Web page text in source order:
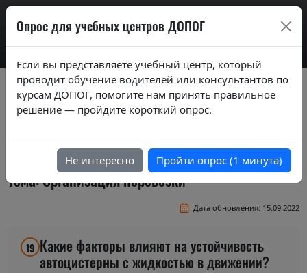
AdrExam
Вопросы экзаменационных билетов по
курсам ДОПОГ ver. 2019
Экзаменационные вопросы по темам курса
"Перевозка в цистернах"
Тема: Организация перевозки
Дата обновления: 15.09.2022
19 Какие факторы влияют на устойчивость
автоцистерны с жидкостью в движении?
Опрос для учебных центров ДОПОГ
Если вы представляете учебный центр, который
проводит обучение водителей или консультантов по
курсам ДОПОГ, помогите нам принять правильное
решение — пройдите короткий опрос.
Не интересно Пройти опрос (1 минута)